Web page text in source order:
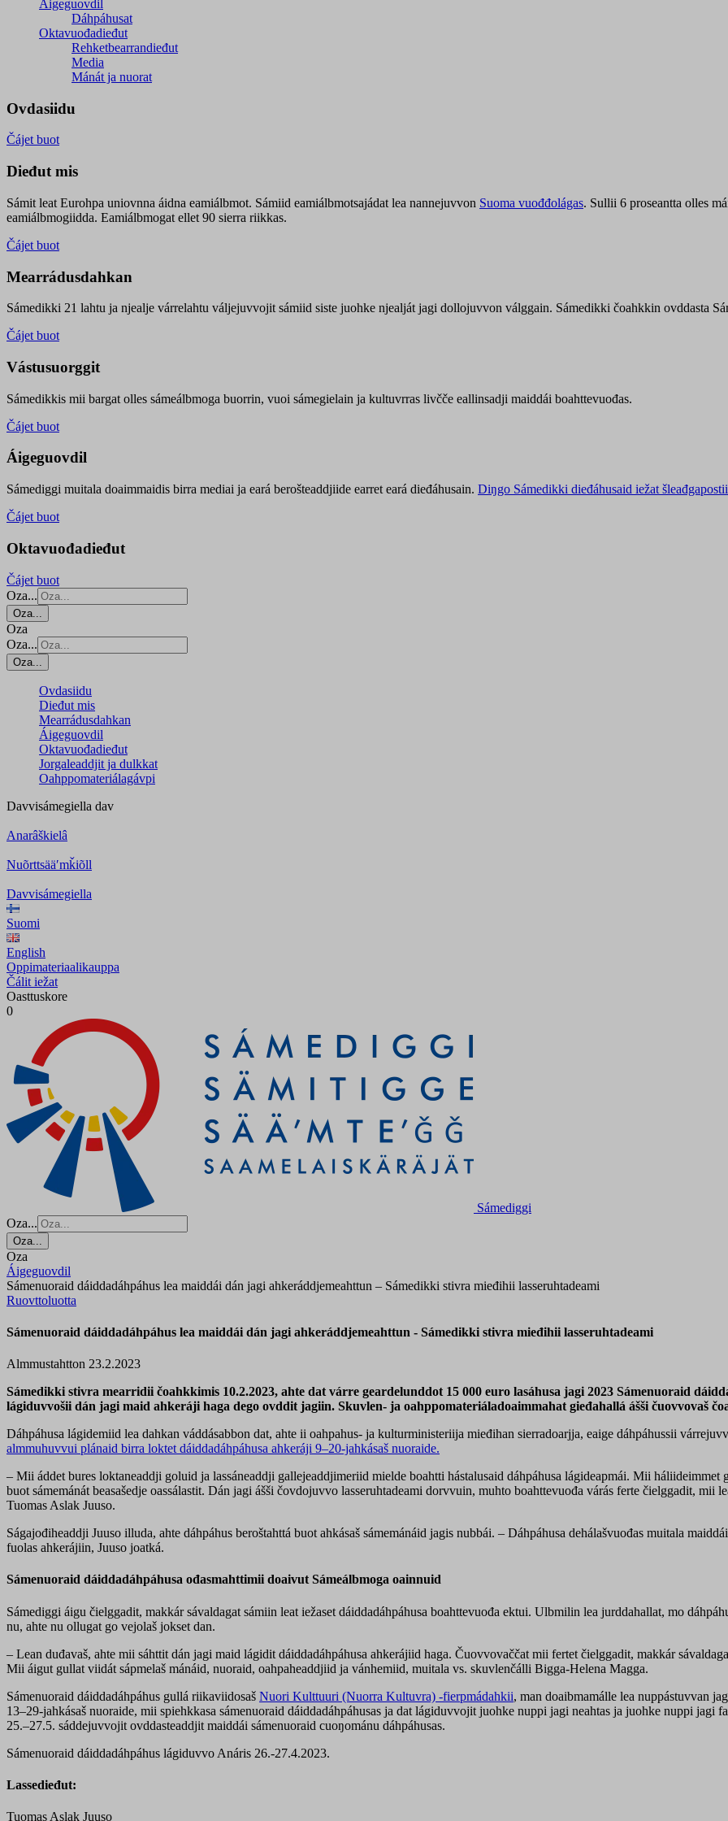
Áigeguovdil
Dáhpáhusat
Oktavuođadieđut
Rehketbearrandieđut
Media
Mánát ja nuorat
Ovdasiidu
Čájet buot
Dieđut mis
Sámit leat Eurohpa uniovnna áidna eamiálbmot. Sámiid eamiálbmotsajádat lea nannejuvvon Suoma vuođđolágas. Sullii 6 proseantta olles
eamiálbmogiidda. Eamiálbmogat ellet 90 sierra riikkas.
Čájet buot
Mearrádusdahkan
Sámedikki 21 lahtu ja njealje várrelahtu váljejuvvojit sámiid siste juohke njealját jagi dollojuvvon válggain. Sámedikki čoahkkin ovddasta
Čájet buot
Vástusuorggit
Sámedikkis mii bargat olles sámeálbmoga buorrin, vuoi sámegielain ja kultuvrras livčče eallinsadji maiddái boahttevuođas.
Čájet buot
Áigeguovdil
Sámediggi muitala doaimmaidis birra mediai ja eará berošteaddjiide earret eará dieđáhusain. Diŋgo Sámedikki dieđáhusaid iežat šleađgapostii
Čájet buot
Oktavuođadieđut
Čájet buot
Oza...
Oza...
Oza
Oza...
Oza...
Ovdasiidu
Dieđut mis
Mearrádusdahkan
Áigeguovdil
Oktavuođadieđut
Jorgaleaddjit ja dulkkat
Oahppomateriálagávpi
Davvisámegiella dav
Anarâškielâ
Nuõrttsääʹmǩiõll
Davvisámegiella
Suomi
English
Oppimateriaalikauppa
Čálit iežat
Oasttuskore
0
Sámediggi
Oza...
Oza...
Oza
Áigeguovdil
Sámenuoraid dáiddadáhpáhus lea maiddái dán jagi ahkeráddjemeahttun – Sámedikki stivra mieđihii lasseruhtadeami
Ruovttoluotta
Sámenuoraid dáiddadáhpáhus lea maiddái dán jagi ahkeráddjemeahttun - Sámedikki stivra mieđihii lasseruhtadeami
Almmustahtton 23.2.2023
Sámedikki stivra mearridii čoahkkimis 10.2.2023, ahte dat várre geardelunddot 15 000 euro lasáhusa jagi 2023 Sámenuoraid
lágiduvvošii dán jagi maid ahkeráji haga dego ovddit jagiin. Skuvlen- ja oahppomateriáladoaimmahat gieđahallá ášši čuovvovaš
Dáhpáhusa lágidemiid lea dahkan váddásabbon dat, ahte ii oahpahus- ja kulturministeriija mieđihan sierradoarjja, eaige dáhpáhussii
almmuhuvvui plánaid birra loktet dáiddadáhpáhusa ahkeráji 9–20-jahkásaš nuoraide.
– Mii áddet bures loktaneaddji goluid ja lassáneaddji gallejeaddjimeriid mielde boahtti hástalusaid dáhpáhusa lágideapmái. Mii
buot sámemánát beasašedje oassálastit. Dán jagi ášši čovdojuvvo lasseruhtadeami dorvvuin, muhto boahttevuođa várás ferte čielggadit,
Tuomas Aslak Juuso.
Ságajođiheaddji Juuso illuda, ahte dáhpáhus beroštahttá buot ahkásaš sámemánáid jagis nubbái. – Dáhpáhusa dehálašvuođas muitala
fuolas ahkerájiin, Juuso joatká.
Sámenuoraid dáiddadáhpáhusa ođasmahttimii doaivut Sámeálbmoga oainnuid
Sámediggi áigu čielggadit, makkár sávaldagat sámiin leat iežaset dáiddadáhpáhusa boahttevuođa ektui. Ulbmilin lea jurddahallat, mo
nu, ahte nu ollugat go vejolaš jokset dan.
– Lean duđavaš, ahte mii sáhttit dán jagi maid lágidit dáiddadáhpáhusa ahkerájiid haga. Čuovvovaččat mii fertet čielggadit, makkár
Mii áigut gullat viidát sápmelaš mánáid, nuoraid, oahpaheaddjiid ja vánhemiid, muitala vs. skuvlenčálli Bigga-Helena Magga.
Sámenuoraid dáiddadáhpáhus gullá riikaviidosaš Nuori Kulttuuri (Nuorra Kultuvra) -fierpmádahkii, man doaibmamálle lea nuppástuvvan
13–29-jahkásaš nuoraide, mii spiehkkasa sámenuoraid dáiddadáhpáhusas ja dat lágiduvvojit juohke nuppi jagi neahtas ja juohke nuppi
25.–27.5. sáddejuvvojit ovddasteaddjit maiddái sámenuoraid cuoŋománu dáhpáhusas.
Sámenuoraid dáiddadáhpáhus lágiduvvo Anáris 26.-27.4.2023.
Lassedieđut:
Tuomas Aslak Juuso